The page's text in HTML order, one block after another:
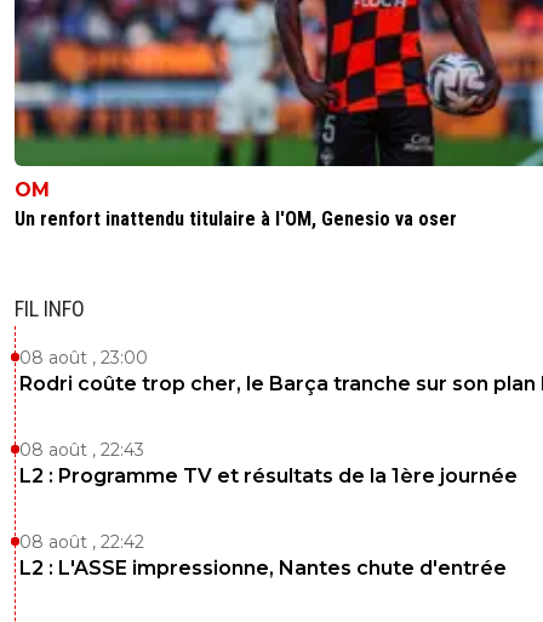
OM
Un renfort inattendu titulaire à l'OM, Genesio va oser
FIL INFO
08 août , 23:00
Rodri coûte trop cher, le Barça tranche sur son plan
08 août , 22:43
L2 : Programme TV et résultats de la 1ère journée
08 août , 22:42
L2 : L'ASSE impressionne, Nantes chute d'entrée